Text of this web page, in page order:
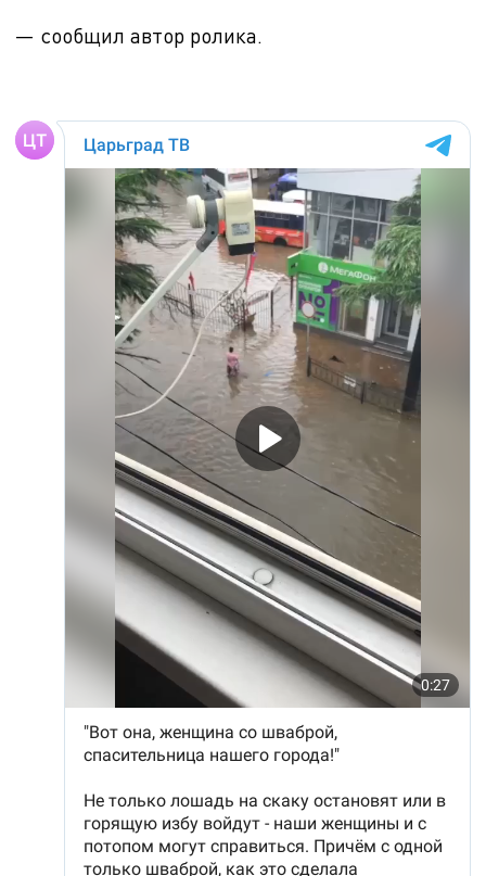
— сообщил автор ролика.